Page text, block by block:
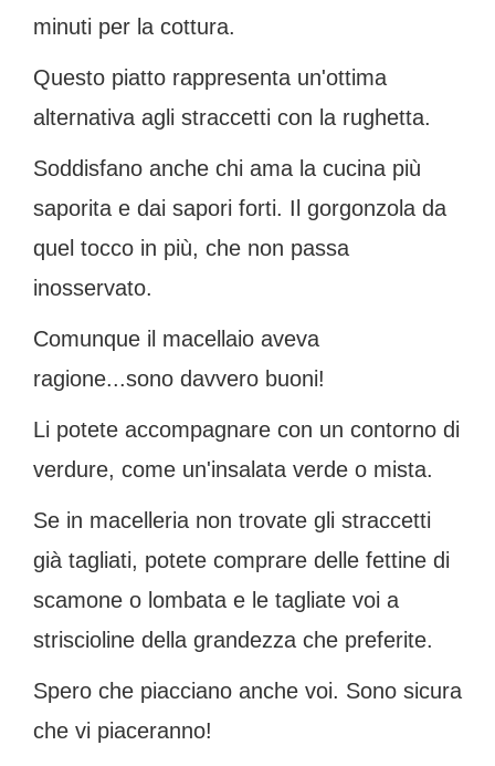
minuti per la cottura.
Questo piatto rappresenta un'ottima
alternativa agli straccetti con la rughetta.
Soddisfano anche chi ama la cucina più
saporita e dai sapori forti. Il gorgonzola da
quel tocco in più, che non passa
inosservato.
Comunque il macellaio aveva
ragione...sono davvero buoni!
Li potete accompagnare con un contorno di
verdure, come un'insalata verde o mista.
Se in macelleria non trovate gli straccetti
già tagliati, potete comprare delle fettine di
scamone o lombata e le tagliate voi a
striscioline della grandezza che preferite.
Spero che piacciano anche voi. Sono sicura
che vi piaceranno!